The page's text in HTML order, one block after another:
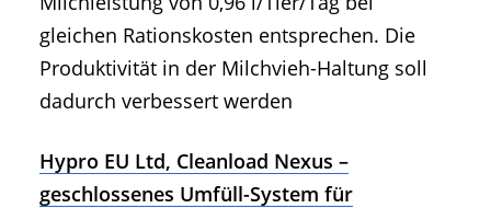
gleichen Rationskosten entsprechen. Die
Produktivität in der Milchvieh-Haltung soll
dadurch verbessert werden
Hypro EU Ltd, Cleanload Nexus –
geschlossenes Umfüll-System für